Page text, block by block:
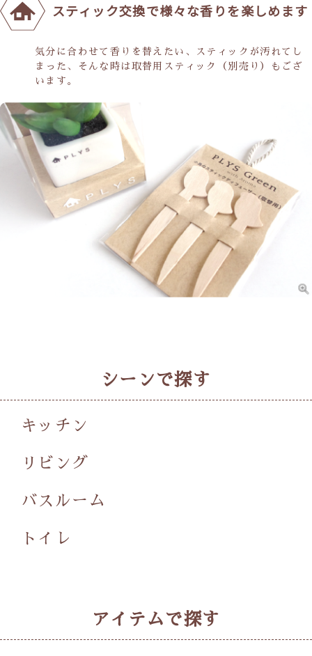
スティック交換で様々な香りを楽しめます
気分に合わせて香りを替えたい、スティックが汚れてし
まった、そんな時は取替用スティック（別売り）もござ
います。
シーンで探す
キッチン
リビング
バスルーム
トイレ
アイテムで探す